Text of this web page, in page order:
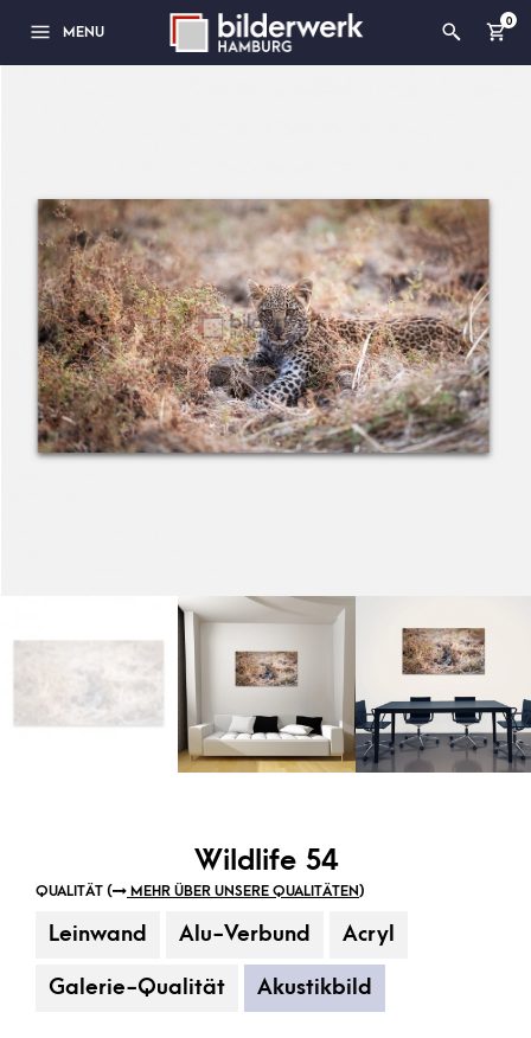
MENU
0
Wildlife 54
QUALITÄT ( MEHR ÜBER UNSERE QUALITÄTEN)
Leinwand Alu-Verbund Acryl
Galerie-Qualität Akustikbild